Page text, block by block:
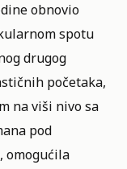
obnovio
spotu
drugog
početaka,
na viši nivo sa
pod
omogućila